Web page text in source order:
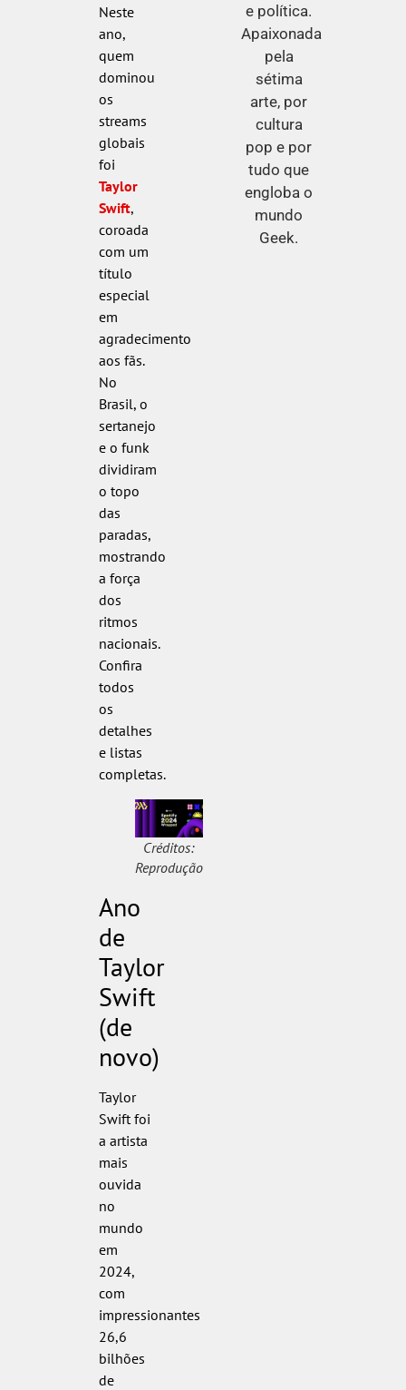
Neste
ano,
quem
dominou
os
streams
globais
foi
Taylor
Swift,
coroada
com um
título
especial
em
agradecimento
aos fãs.
No
Brasil, o
sertanejo
e o funk
dividiram
o topo
das
paradas,
mostrando
a força
dos
ritmos
nacionais.
Confira
todos
os
detalhes
e listas
completas.
Créditos:
Reprodução
Ano
de
Taylor
Swift
(de
novo)
Taylor
Swift foi
a artista
mais
ouvida
no
mundo
em
2024,
com
impressionantes
26,6
bilhões
de
e política.
Apaixonada
pela
sétima
arte, por
cultura
pop e por
tudo que
engloba o
mundo
Geek.